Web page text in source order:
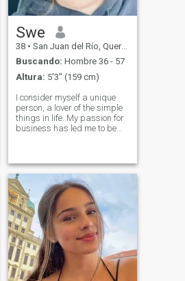
Swe
38 • San Juan del Río, Querétaro, México
Buscando: Hombre 36 - 57
Altura: 5'3" (159 cm)
I consider myself a unique
person, a lover of the simple
things in life. My passion for
business has led me to be
professional life. I am
outgoing, warm, and have a
heart that lon